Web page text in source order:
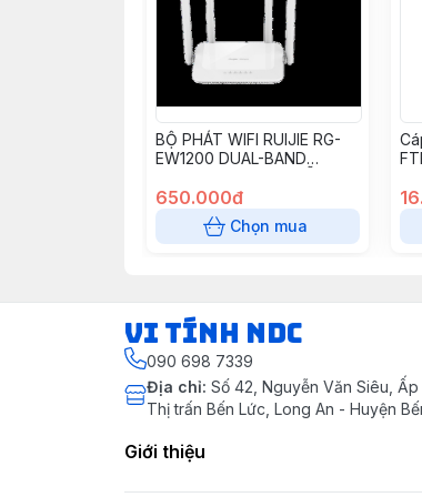
BỘ PHÁT WIFI RUIJIE RG-
EW1200 DUAL-BAND
MESH
650.000đ
Chọn mua
VI TÍNH NDC
090 698 7339
Địa chỉ: Số 42, Nguyễn Văn Siêu,
Thị trấn Bến Lức, Long An - Huyện
Giới thiệu